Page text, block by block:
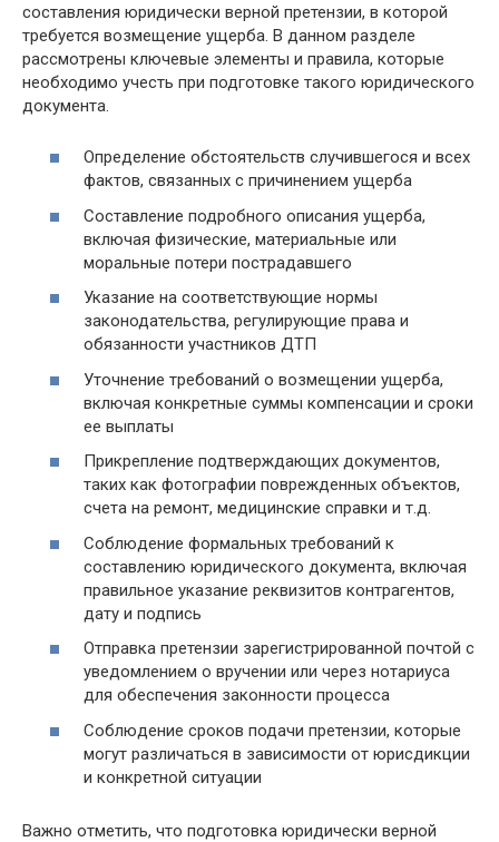
составления юридически верной претензии, в которой
требуется возмещение ущерба. В данном разделе
рассмотрены ключевые элементы и правила, которые
необходимо учесть при подготовке такого юридического
документа.
Определение обстоятельств случившегося и всех
фактов, связанных с причинением ущерба
Составление подробного описания ущерба,
включая физические, материальные или
моральные потери пострадавшего
Указание на соответствующие нормы
законодательства, регулирующие права и
обязанности участников ДТП
Уточнение требований о возмещении ущерба,
включая конкретные суммы компенсации и сроки
ее выплаты
Прикрепление подтверждающих документов,
таких как фотографии поврежденных объектов,
счета на ремонт, медицинские справки и т.д.
Соблюдение формальных требований к
составлению юридического документа, включая
правильное указание реквизитов контрагентов,
дату и подпись
Отправка претензии зарегистрированной почтой с
уведомлением о вручении или через нотариуса
для обеспечения законности процесса
Соблюдение сроков подачи претензии, которые
могут различаться в зависимости от юрисдикции
и конкретной ситуации
Важно отметить, что подготовка юридически верной